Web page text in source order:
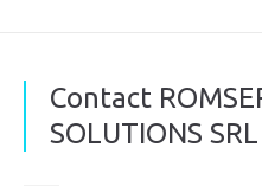
Contact
SOLUTIONS SRL